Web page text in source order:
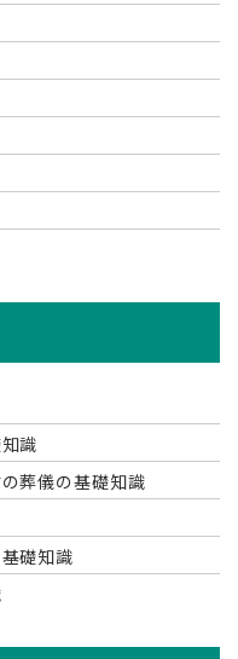
識
葬儀の基礎知識
礎知識